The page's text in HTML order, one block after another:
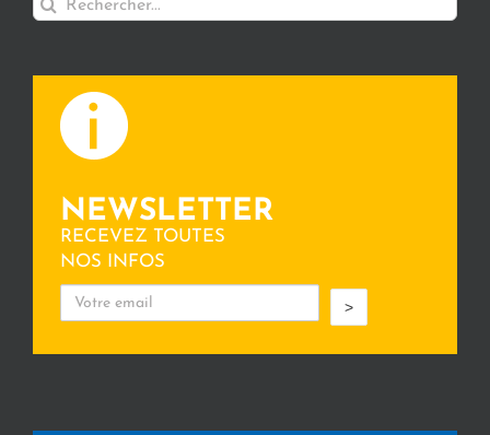
NEWSLETTER
RECEVEZ TOUTES
NOS INFOS
>